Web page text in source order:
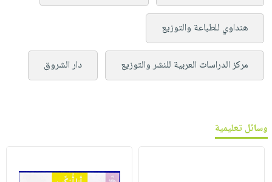
هنداوي للطباعة والتوزيع
مركز الدراسات العربية للنشر والتوزيع دار الشروق
وسائل تعليمية